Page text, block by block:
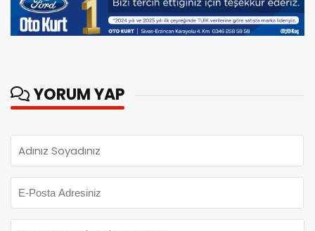
YORUM YAP